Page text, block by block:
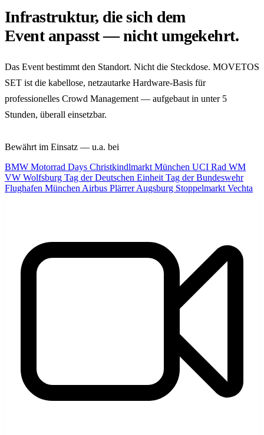
Infrastruktur, die sich dem
Event anpasst —nicht umgekehrt.
Das Event bestimmt den Standort. Nicht die Steckdose. MOVETOS
SET ist die kabellose, netzautarke Hardware-Basis für
professionelles Crowd Management — aufgebaut in unter 5
Stunden, überall einsetzbar.
Bewährt im Einsatz — u.a. bei
BMW Motorrad Days Christkindlmarkt München UCI Rad WM
VW Wolfsburg Tag der Deutschen Einheit Tag der Bundeswehr
Flughafen München Airbus Plärrer Augsburg Stoppelmarkt Vechta